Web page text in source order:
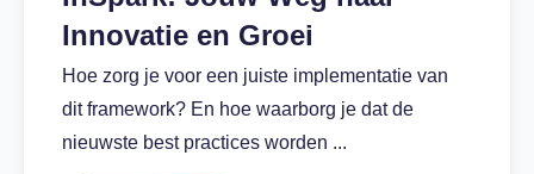
Innovatie en Groei
Hoe zorg je voor een juiste implementatie van
dit framework? En hoe waarborg je dat de
nieuwste best practices worden ...